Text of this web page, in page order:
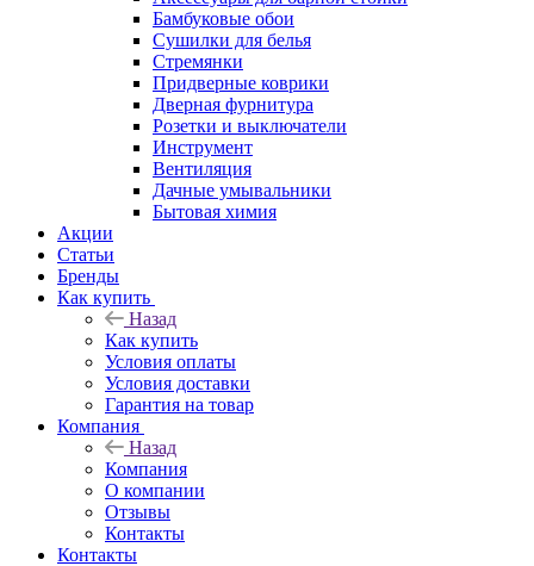
Бамбуковые обои
Сушилки для белья
Стремянки
Придверные коврики
Дверная фурнитура
Розетки и выключатели
Инструмент
Вентиляция
Дачные умывальники
Бытовая химия
Акции
Статьи
Бренды
Как купить
Назад
Как купить
Условия оплаты
Условия доставки
Гарантия на товар
Компания
Назад
Компания
О компании
Отзывы
Контакты
Контакты